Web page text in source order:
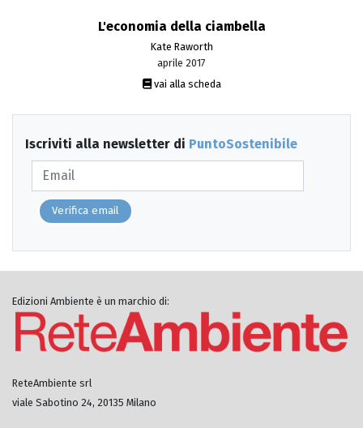
L'economia della ciambella
Kate Raworth
aprile 2017
vai alla scheda
Iscriviti alla newsletter di PuntoSostenibile
Verifica email
Edizioni Ambiente è un marchio di:
ReteAmbiente srl
viale Sabotino 24, 20135 Milano